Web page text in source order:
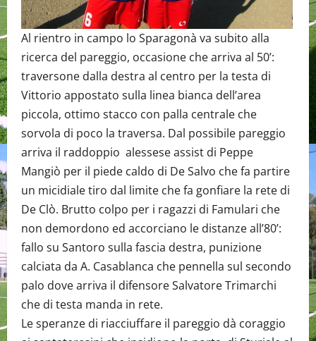
Al rientro in campo lo Sparagonà va subito alla
ricerca del pareggio, occasione che arriva al 50’:
traversone dalla destra al centro per la testa di
Vittorio appostato sulla linea bianca dell’area
piccola, ottimo stacco con palla centrale che
sorvola di poco la traversa. Dal possibile pareggio
arriva il raddoppio alessese assist di Peppe
Mangiò per il piede caldo di De Salvo che fa partire
un micidiale tiro dal limite che fa gonfiare la rete di
De Clò. Brutto colpo per i ragazzi di Famulari che
non demordono ed accorciano le distanze all’80’:
fallo su Santoro sulla fascia destra, punizione
calciata da A. Casablanca che pennella sul secondo
palo dove arriva il difensore Salvatore Trimarchi
che di testa manda in rete.
Le speranze di riacciuffare il pareggio dà coraggio